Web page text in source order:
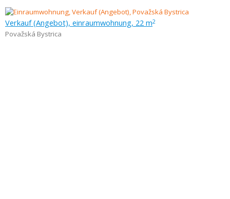
Verkauf (Angebot), einraumwohnung, 22 m2
Považská Bystrica